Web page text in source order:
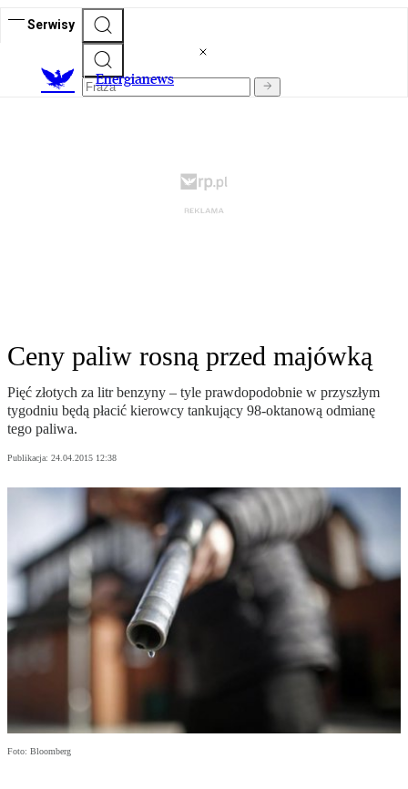
Serwisy
Energianews
Ceny paliw rosną przed majówką
Pięć złotych za litr benzyny – tyle prawdopodobnie w przyszłym
tygodniu będą płacić kierowcy tankujący 98-oktanową odmianę
tego paliwa.
Publikacja: 24.04.2015 12:38
Foto: Bloomberg